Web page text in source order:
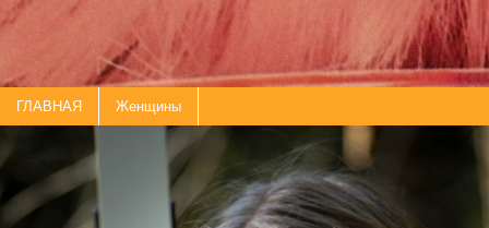
ГЛАВНАЯ Женщины